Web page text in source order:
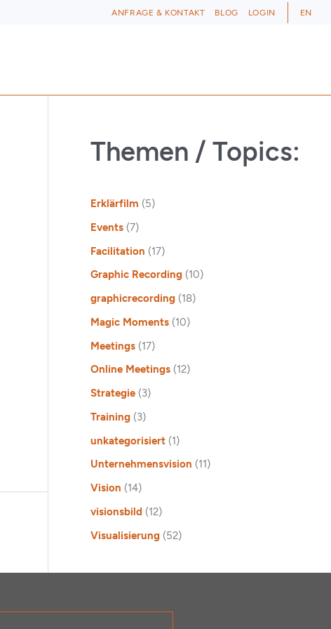
ANFRAGE & KONTAKT BLOG LOGIN EN
Themen / Topics:
Erklärfilm (5)
Events(7)
Facilitation (17)
Graphic Recording(10)
graphicrecording(18)
Magic Moments(10)
Meetings(17)
Online Meetings(12)
Strategie(3)
Training(3)
unkategorisiert(1)
Unternehmensvision (11)
Vision (14)
visionsbild (12)
Visualisierung(52)